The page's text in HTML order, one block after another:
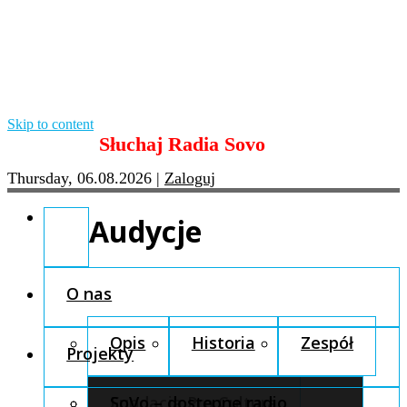
Skip to content
Słuchaj Radia Sovo
Thursday, 06.08.2026 | Zaloguj
O nas
Opis Historia Zespół
Fundacja Pro Cultura
Projekty
SoVo – dostępne radio
Audycje